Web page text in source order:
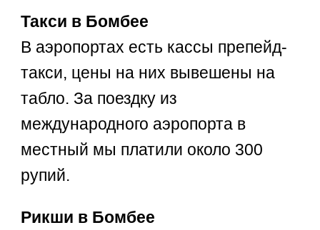
Такси в Бомбее
В аэропортах есть кассы препейд-
такси, цены на них вывешены на
табло. За поездку из
международного аэропорта в
местный мы платили около 300
рупий.
Рикши в Бомбее